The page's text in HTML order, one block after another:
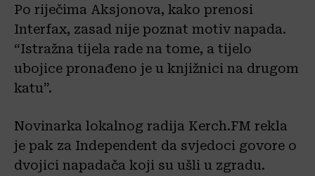
Po riječima Aksjonova, kako prenosi
Interfax, zasad nije poznat motiv napada.
“Istražna tijela rade na tome, a tijelo
ubojice pronađeno je u knjižnici na drugom
katu”.
Novinarka lokalnog radija Kerch.FM rekla
je pak za Independent da svjedoci govore o
dvojici napadača koji su ušli u zgradu.